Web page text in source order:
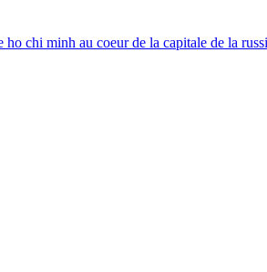
chi minh au coeur de la capitale de la